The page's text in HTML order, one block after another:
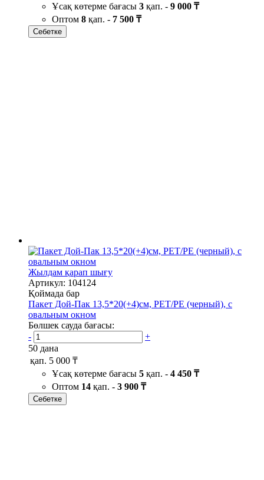
Ұсақ көтерме бағасы 3 қап. - 9 000 ₸
Оптом 8 қап. - 7 500 ₸
Себетке
Жылдам қарап шығу
Артикул: 104124
Қоймада бар
Пакет Дой-Пак 13,5*20(+4)см, PET/PE (черный), с
овальным окном
Бөлшек сауда бағасы:
-
+
50 дана
қап. 5 000 ₸
Ұсақ көтерме бағасы 5 қап. - 4 450 ₸
Оптом 14 қап. - 3 900 ₸
Себетке